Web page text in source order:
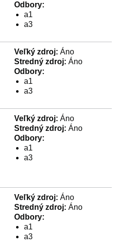
Odbory:
a1
a3
Veľký zdroj: Áno
Stredný zdroj: Áno
Odbory:
a1
a3
Veľký zdroj: Áno
Stredný zdroj: Áno
Odbory:
a1
a3
Veľký zdroj: Áno
Stredný zdroj: Áno
Odbory:
a1
a3